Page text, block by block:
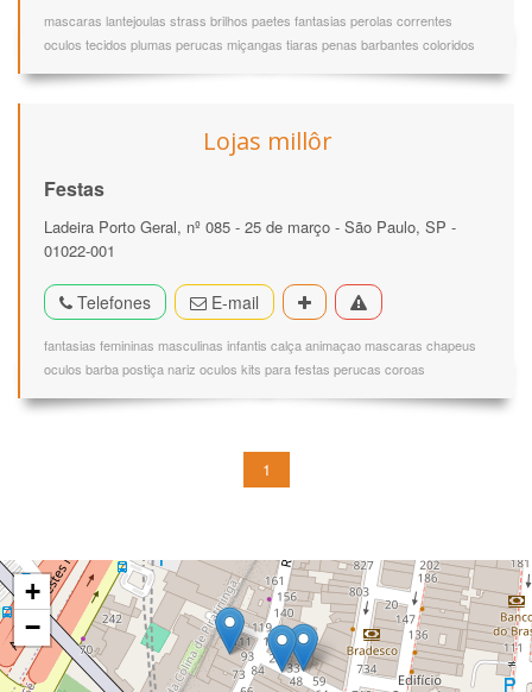
mascaras lantejoulas strass brilhos paetes fantasias perolas correntes
oculos tecidos plumas perucas miçangas tiaras penas barbantes coloridos
Lojas millôr
Festas
Ladeira Porto Geral, nº 085 - 25 de março - São Paulo, SP -
01022-001
Telefones E-mail
fantasias femininas masculinas infantis calça animaçao mascaras chapeus
oculos barba postiça nariz oculos kits para festas perucas coroas
1
+
−